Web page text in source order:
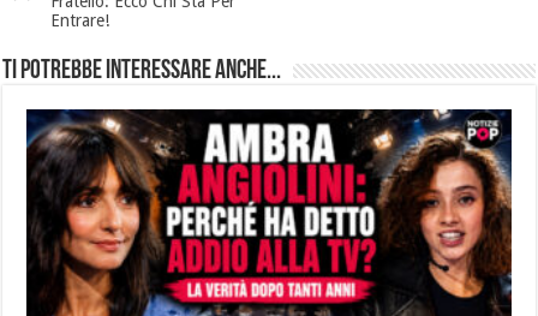
Entrare!
Ti potrebbe interessare anche...